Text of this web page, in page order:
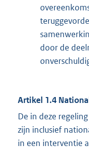
door de
Artikel 1.4
De in deze
zijn inclusief
in een interventie